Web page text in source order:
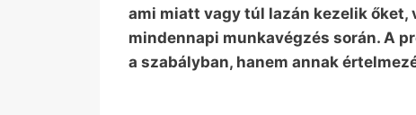
ami miatt vagy túl lazán kezelik
mindennapi munkavégzés során. A
a szabályban, hanem annak